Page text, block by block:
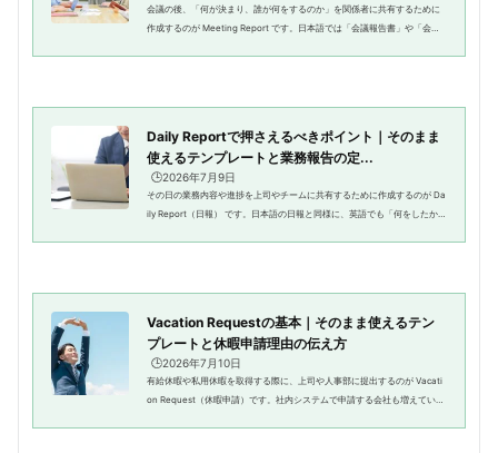
会議の後、「何が決まり、誰が何をするのか」を関係者に共有するために
作成するのが Meeting Report です。日本語では「会議報告書」や「会議
Daily Reportで押さえるべきポイント｜そのまま
使えるテンプレートと業務報告の定...
🕒️2026年7月9日
その日の業務内容や進捗を上司やチームに共有するために作成するのが Da
ily Report（日報） です。日本語の日報と同様に、英語でも「何をしたか」
Vacation Requestの基本｜そのまま使えるテン
プレートと休暇申請理由の伝え方
🕒️2026年7月10日
有給休暇や私用休暇を取得する際に、上司や人事部に提出するのが Vacati
on Request（休暇申請）です。社内システムで申請する会社も増えていま